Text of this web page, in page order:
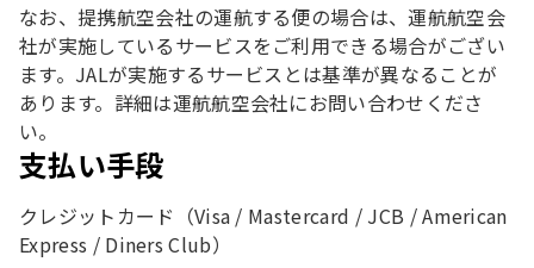
なお、提携航空会社の運航する便の場合は、運航航空会
社が実施しているサービスをご利用できる場合がござい
ます。JALが実施するサービスとは基準が異なることが
あります。詳細は運航航空会社にお問い合わせくださ
い。
支払い手段
クレジットカード（Visa / Mastercard / JCB / American
Express / Diners Club）